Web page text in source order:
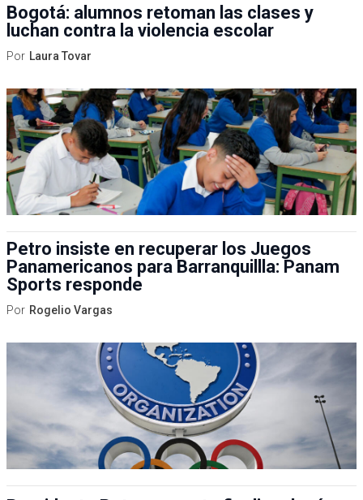
Bogotá: alumnos retoman las clases y
luchan contra la violencia escolar
Por Laura Tovar
Petro insiste en recuperar los Juegos
Panamericanos para Barranquillla: Panam
Sports responde
Por Rogelio Vargas